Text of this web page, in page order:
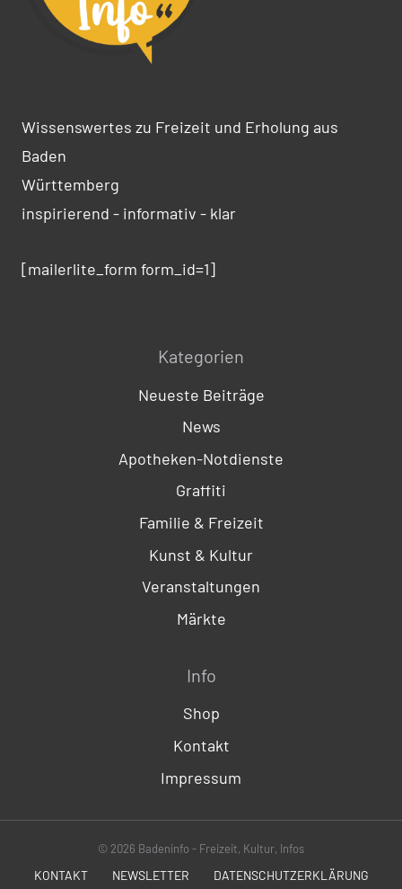
Wissenswertes zu Freizeit und Erholung aus
Baden
Württemberg
inspirierend - informativ - klar
[mailerlite_form form_id=1]
Kategorien
Neueste Beiträge
News
Apotheken-Notdienste
Graffiti
Familie & Freizeit
Kunst & Kultur
Veranstaltungen
Märkte
Info
Shop
Kontakt
Impressum
© 2026 Badeninfo - Freizeit, Kultur, Infos
KONTAKT NEWSLETTER DATENSCHUTZERKLÄRUNG